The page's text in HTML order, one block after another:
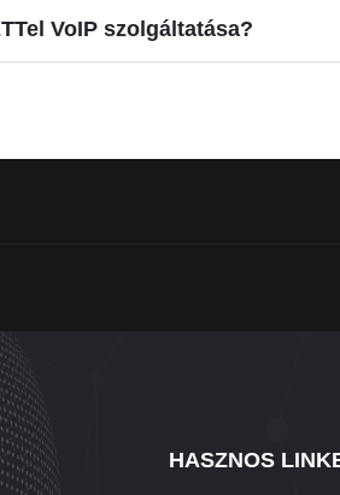
VoIP szolgáltatása?
HASZNOS